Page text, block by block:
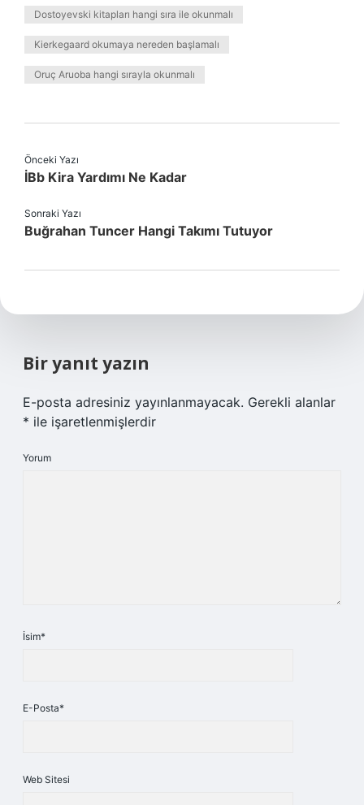
Dostoyevski kitapları hangi sıra ile okunmalı
Kierkegaard okumaya nereden başlamalı
Oruç Aruoba hangi sırayla okunmalı
Önceki Yazı
İBb Kira Yardımı Ne Kadar
Sonraki Yazı
Buğrahan Tuncer Hangi Takımı Tutuyor
Bir yanıt yazın
E-posta adresiniz yayınlanmayacak. Gerekli alanlar
* ile işaretlenmişlerdir
Yorum
İsim*
E-Posta*
Web Sitesi